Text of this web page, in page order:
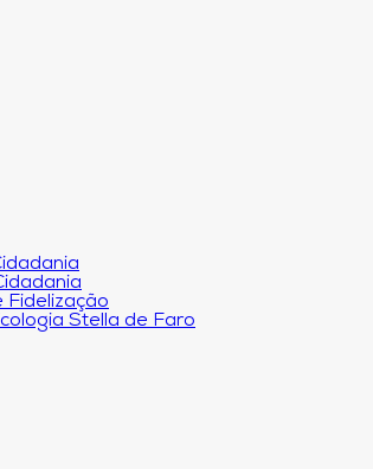
Fidelização
Stella de Faro